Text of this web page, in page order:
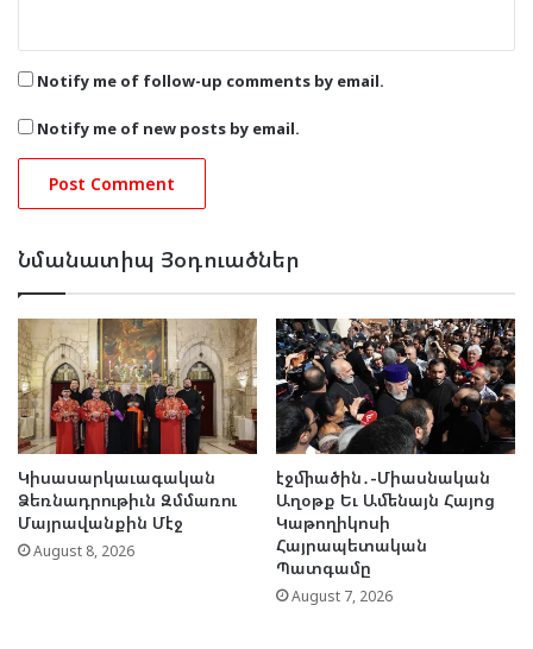
Notify me of follow-up comments by email.
Notify me of new posts by email.
Նմանատիպ Յօդուածներ
Կիսասարկաւագական
Ձեռնադրութիւն Զմմառու
Մայրավանքին Մէջ
August 8, 2026
էջմիածին․-Միասնական
Աղօթք Եւ Ամենայն Հայոց
Կաթողիկոսի
Հայրապետական
Պատգամը
August 7, 2026